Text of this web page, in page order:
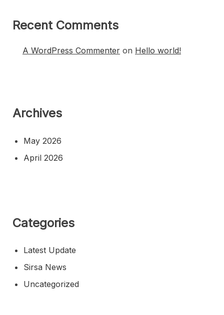
Recent Comments
A WordPress Commenter on Hello world!
Archives
May 2026
April 2026
Categories
Latest Update
Sirsa News
Uncategorized